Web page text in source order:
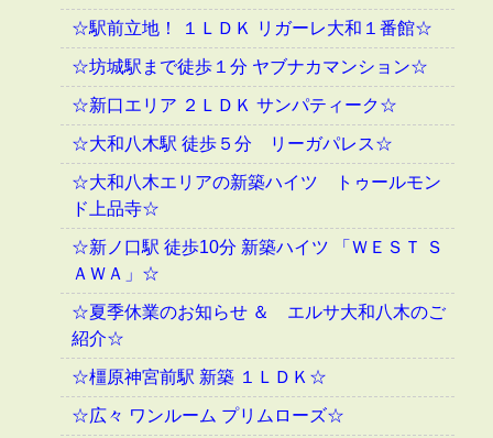
☆駅前立地！ １ＬＤＫ リガーレ大和１番館☆
☆坊城駅まで徒歩１分 ヤブナカマンション☆
☆新口エリア ２ＬＤＫ サンパティーク☆
☆大和八木駅 徒歩５分 リーガパレス☆
☆大和八木エリアの新築ハイツ トゥールモン
ド上品寺☆
☆新ノ口駅 徒歩10分 新築ハイツ 「ＷＥＳＴ Ｓ
ＡＷＡ」☆
☆夏季休業のお知らせ ＆ エルサ大和八木のご
紹介☆
☆橿原神宮前駅 新築 １ＬＤＫ☆
☆広々 ワンルーム プリムローズ☆